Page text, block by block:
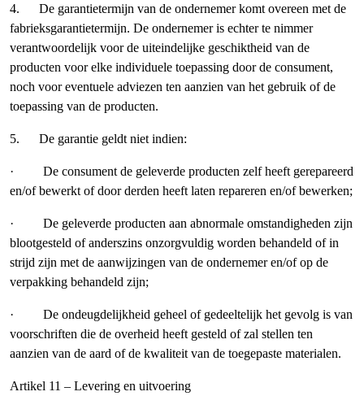
4. De garantietermijn van de ondernemer komt overeen met de
fabrieksgarantietermijn. De ondernemer is echter te nimmer
verantwoordelijk voor de uiteindelijke geschiktheid van de
producten voor elke individuele toepassing door de consument,
noch voor eventuele adviezen ten aanzien van het gebruik of de
toepassing van de producten.
5. De garantie geldt niet indien:
· De consument de geleverde producten zelf heeft gerepareerd
en/of bewerkt of door derden heeft laten repareren en/of bewerken;
· De geleverde producten aan abnormale omstandigheden zijn
blootgesteld of anderszins onzorgvuldig worden behandeld of in
strijd zijn met de aanwijzingen van de ondernemer en/of op de
verpakking behandeld zijn;
· De ondeugdelijkheid geheel of gedeeltelijk het gevolg is van
voorschriften die de overheid heeft gesteld of zal stellen ten
aanzien van de aard of de kwaliteit van de toegepaste materialen.
Artikel 11 – Levering en uitvoering